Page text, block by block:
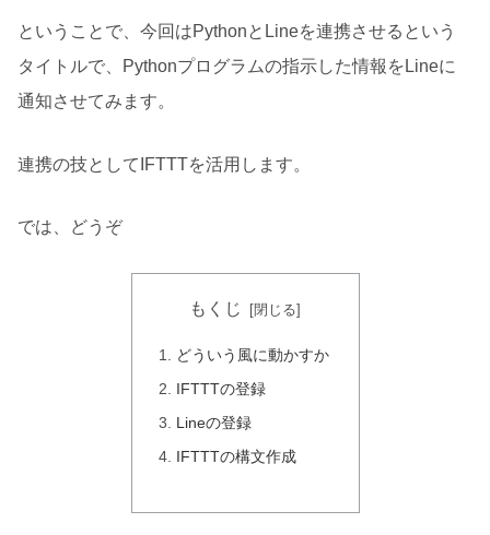
ということで、今回はPythonとLineを連携させるという
タイトルで、Pythonプログラムの指示した情報をLineに
通知させてみます。
連携の技としてIFTTTを活用します。
では、どうぞ
もくじ
どういう風に動かすか
IFTTTの登録
Lineの登録
IFTTTの構文作成